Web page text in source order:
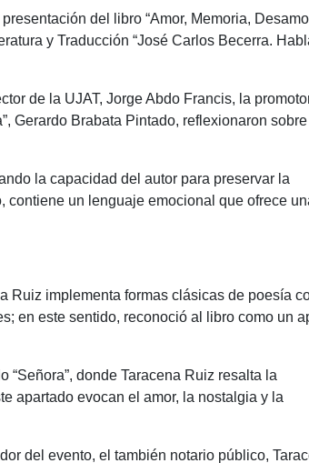
del libro “Amor, Memoria,
y Traducción “José Carlos Becerra.
de la UJAT, Jorge Abdo Francis, la
Gerardo Brabata Pintado, reflexionaron
la capacidad del autor para preservar la
contiene un lenguaje emocional que ofrece
Ruiz implementa formas clásicas de poesía
en este sentido, reconoció al libro como un
donde Taracena Ruiz resalta la
apartado evocan el amor, la nostalgia y la
del evento, el también notario público,